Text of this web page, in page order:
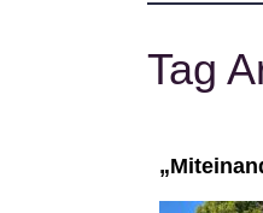
Tag